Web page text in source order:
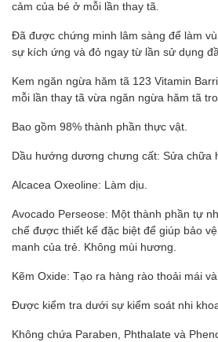
cảm của bé ở mỗi lần thay tã.
Đã được chứng minh lâm sàng để làm
sự kích ứng và đỏ ngay từ lần sử dụng
Kem ngăn ngừa hăm tã 123 Vitamin
mỗi lần thay tã vừa ngăn ngừa hăm tã
Bao gồm 98% thành phần thực vật.
Dầu hướng dương chưng cất: Sửa chữa
Alcacea Oxeoline: Làm dịu.
Avocado Perseose: Một thành phần tự
chế được thiết kế đặc biệt để giúp bảo
manh của trẻ. Không mùi hương.
Kẽm Oxide: Tạo ra hàng rào thoải mái và
Được kiểm tra dưới sự kiểm soát nhi
Không chứa Paraben, Phthalate và